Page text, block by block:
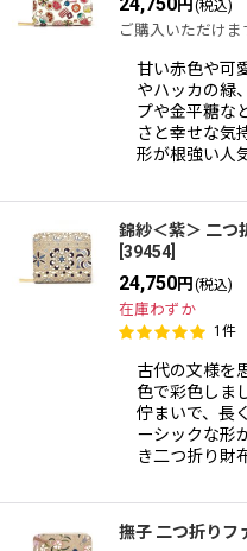
円(税込)
ご購入いただけま
甘い赤色や可
やハッカの緑
プや金平糖な
さと幸せな気
形が根強い人
錦紗＜紫＞ 二つ
[39454]
24,750円(税込)
在庫わずか
1 件
古代の文様を
色で彩色しま
佇まいで、長
ーシックな形
き二つ折り財
撫子 二つ折りフ